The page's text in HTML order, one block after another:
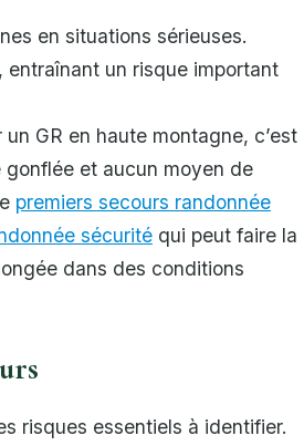
en situations sérieuses.
entraînant un risque important
GR en haute montagne, c’est
et aucun moyen de
premiers secours randonnée
sécurité qui peut faire la
dans des conditions
risques essentiels à identifier.